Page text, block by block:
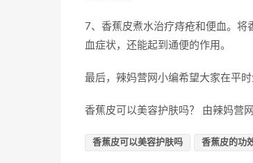
7、香蕉皮煮水治疗痔疮和便血。
血症状，还能起到通便的作用。
最后，辣妈营网小编希望大家在平
香蕉皮可以美容护肤吗？ 由辣妈营
香蕉皮可以美容护肤吗 香蕉皮的功